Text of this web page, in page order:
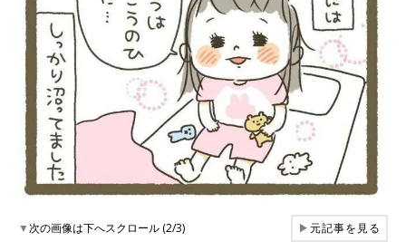
▼次の画像は下へスクロール (2/3) ▶元記事を見る